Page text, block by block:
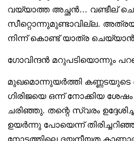
വയ്യാത്ത അച്ഛൻ… വണ്ടീല്
സീറ്റൊന്നുമുണ്ടാവില്ല.
നിന്ന് കൊണ്ട് യാത്ര ചെയ്യാൻ
ഗോവിന്ദൻ മറുപടിയൊന്നും
മുഖമൊന്നുയർത്തി
ഗിരിജയെ ഒന്ന് നോക്കിയ ശേഷം
ചരിഞ്ഞു. തന്റെ സ്വരം
ഉയർന്നു പോയെന്ന്
നോട്ടത്തിലെ ദയനീയത